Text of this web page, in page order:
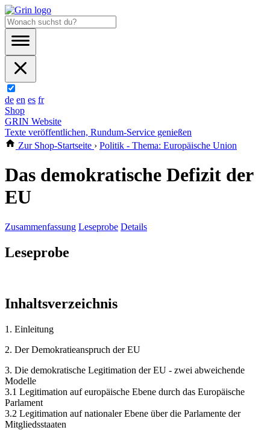
de en es fr
Shop
GRIN Website
Texte veröffentlichen, Rundum-Service genießen
Zur Shop-Startseite › Politik - Thema: Europäische Union
Das demokratische Defizit der
EU
Zusammenfassung Leseprobe Details
Leseprobe
Inhaltsverzeichnis
1. Einleitung
2. Der Demokratieanspruch der EU
3. Die demokratische Legitimation der EU - zwei abweichende
Modelle
3.1 Legitimation auf europäische Ebene durch das Europäische
Parlament
3.2 Legitimation auf nationaler Ebene über die Parlamente der
Mitgliedsstaaten